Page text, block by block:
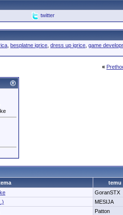
twitter
, besplatne igrice, dress up igrice, game
«
temu
GoranSTX
MESIJA
Patton